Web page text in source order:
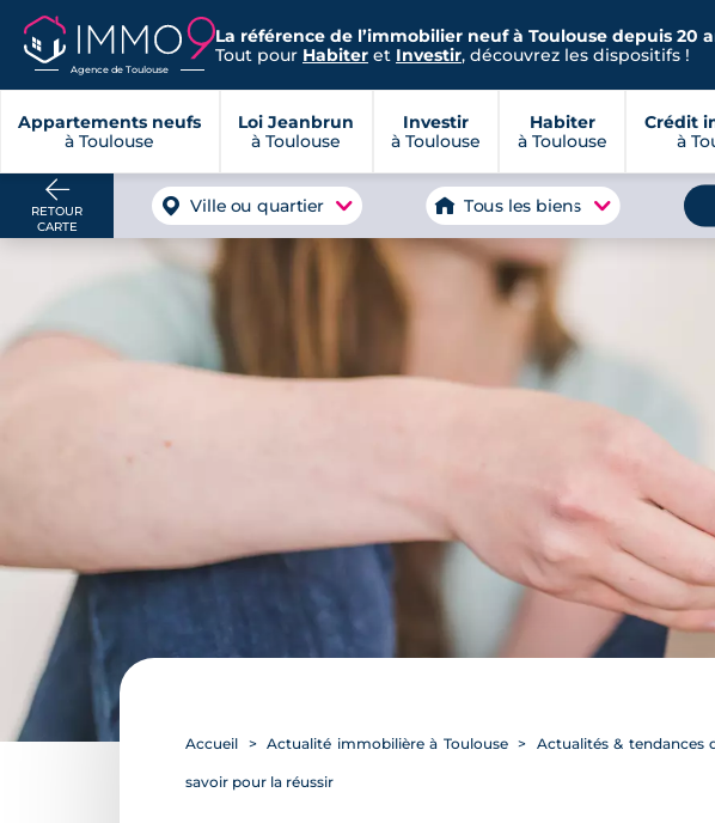
Agence de Toulouse
La référence de l’immobilier neuf à Toulouse depuis 20
Tout pour Habiter et Investir, découvrez les dispositifs !
Appartements neufs
à Toulouse
Loi Jeanbrun
à Toulouse
Investir
à Toulouse
Habiter
à Toulouse
Crédit
à
RETOUR
CARTE
Ville ou quartier Tous les biens
Accueil Actualité immobilière à Toulouse Actualités & tendances
savoir pour la réussir